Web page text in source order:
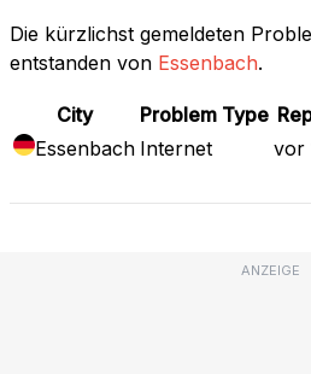
Die kürzlichst gemeldeten
entstanden von Essenbach.
City Problem Type
Essenbach Internet vor
ANZEIGE